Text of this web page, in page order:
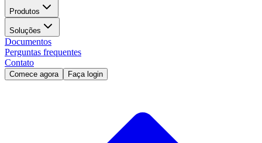
Produtos
Soluções
Documentos
Perguntas frequentes
Contato
Comece agora Faça login